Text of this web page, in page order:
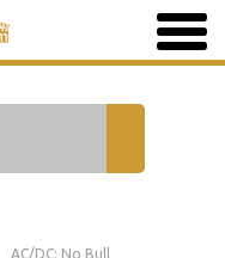
AC/DC: No Bull